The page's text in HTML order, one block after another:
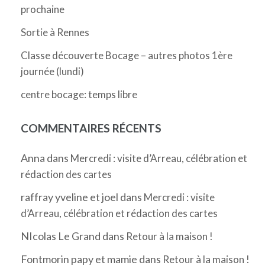
prochaine
Sortie à Rennes
Classe découverte Bocage – autres photos 1ère
journée (lundi)
centre bocage: temps libre
COMMENTAIRES RÉCENTS
Anna dans Mercredi : visite d’Arreau, célébration et
rédaction des cartes
raffray yveline et joel dans Mercredi : visite
d’Arreau, célébration et rédaction des cartes
NIcolas Le Grand dans Retour à la maison !
Fontmorin papy et mamie dans Retour à la maison !